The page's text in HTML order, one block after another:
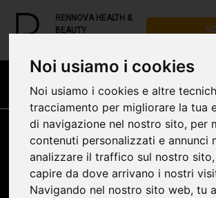
Noi usiamo i cookies
Noi usiamo i cookies e altre
tracciamento per migliorare la tua
di navigazione nel nostro sito, per
contenuti personalizzati e annunci
analizzare il traffico sul nostro
capire da dove arrivano i nostri
Navigando nel nostro sito web, tu
RENNOVA HEALTH &
BEAUTY
VISITARE RENNOVACLINICAMEDICAVITERBO.IT